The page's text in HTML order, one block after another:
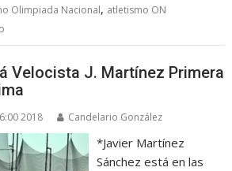
Olimpiada Nacional, atletismo ON
Velocista J. Martínez Primera
2018 Candelario González
*Javier Martínez
Sánchez está en las